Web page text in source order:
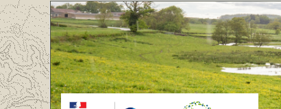
Aller
au
contenu
principal